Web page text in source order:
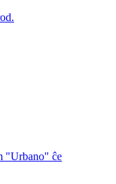
"Urbano" ĉe